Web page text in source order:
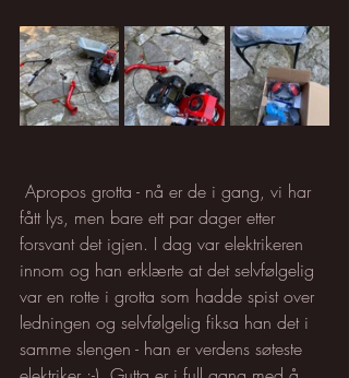
fått lys, men bare ett par dager etter
forsvant det igjen. I dag var elektrikeren
innom og han erklærte at det selvfølgelig
var en rotte i grotta som hadde spist over
ledningen og selvfølgelig fiksa han det i
samme slengen - han er verdens søteste